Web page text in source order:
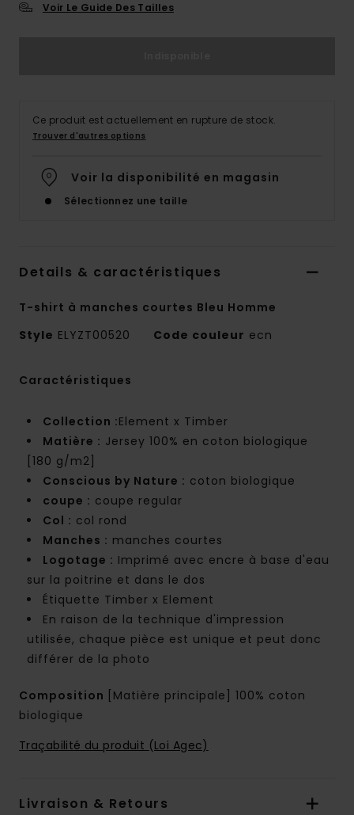
Voir Le Guide Des Tailles
Ce produit est actuellement en rupture de stock.
Trouver d'autres options
Voir la disponibilité en magasin
Sélectionnez une taille
Details & caractéristiques
T-shirt à manches courtes Bleu Homme
Style ELYZT00520 Code couleur ecn
Caractéristiques
Collection :Element x Timber
Matière : Jersey 100% en coton biologique
[180 g/m2]
Conscious by Nature : coton biologique
coupe : coupe regular
Col : col rond
Manches : manches courtes
Logotage : Imprimé avec encre à base d'eau
sur la poitrine et dans le dos
Étiquette Timber x Element
En raison de la technique d'impression
utilisée, chaque pièce est unique et peut donc
différer de la photo
Composition
[Matière principale] 100% coton
biologique
Traçabilité du produit (Loi Agec)
Livraison & Retours